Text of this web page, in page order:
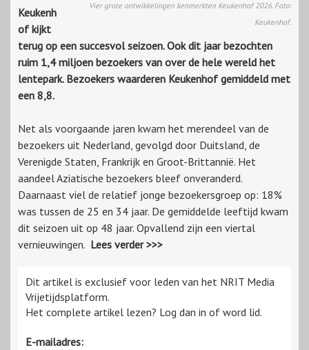
Vier grote ontwikkelingen kenmerkten Keukenhof 2026. Foto:
Keukenhof.
Keukenh
of kijkt
terug op een succesvol seizoen. Ook dit jaar bezochten
ruim 1,4 miljoen bezoekers van over de hele wereld het
lentepark. Bezoekers waarderen Keukenhof gemiddeld met
een 8,8.
Net als voorgaande jaren kwam het merendeel van de
bezoekers uit Nederland, gevolgd door Duitsland, de
Verenigde Staten, Frankrijk en Groot-Brittannië. Het
aandeel Aziatische bezoekers bleef onveranderd.
Daarnaast viel de relatief jonge bezoekersgroep op: 18%
was tussen de 25 en 34 jaar. De gemiddelde leeftijd kwam
dit seizoen uit op 48 jaar. Opvallend zijn een viertal
vernieuwingen. Lees verder >>>
Dit artikel is exclusief voor leden van het NRIT Media
Vrijetijdsplatform.
Het complete artikel lezen? Log dan in of word lid.
E-mailadres: